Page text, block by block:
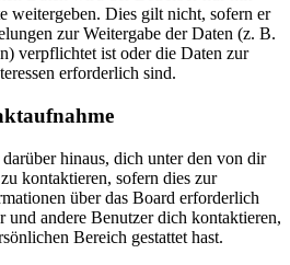
weitergeben. Dies gilt nicht, sofern er
zur Weitergabe der Daten (z. B.
verpflichtet ist oder die Daten zur
erforderlich sind.
hinaus, dich unter den von dir
kontaktieren, sofern dies zur
über das Board erforderlich
und andere Benutzer dich kontaktieren,
Bereich gestattet hast.